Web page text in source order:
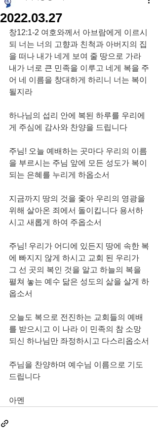
2022.03.27
창12:1-2 여호와께서 아브람에게 이르시
되 너는 너의 고향과 친척과 아버지의 집
을 떠나 내가 네게 보여 줄 땅으로 가라
내가 너로 큰 민족을 이루고 네게 복을 주
어 네 이름을 창대하게 하리니 너는 복이
될지라
하나님의 섭리 안에 복된 하루를 우리에
게 주심에 감사와 찬양을 드립니다
주님! 오늘 예배하는 곳마다 우리의 이름
을 부르시는 주님 앞에 모든 성도가 복이
되는 은혜를 누리게 하옵소서
지금까지 땅의 것을 좇아 우리의 영광을
위해 살아온 죄에서 돌이킵니다 용서하
시고 새롭게 하여 주옵소서
주님! 우리가 어디에 있든지 땅에 속한 복
에 빠지지 않게 하시고 교회 된 우리가
그 선 곳의 복인 것을 알고 하늘의 복을
펼쳐 놓는 예수 닮은 성도의 삶을 살게 하
옵소서
오늘도 복으로 전진하는 교회들의 예배
를 받으시고 이 나라 이 민족의 참 소망
되신 하나님만 좌정하시고 다스리옵소서
주님을 찬양하며 예수님 이름으로 기도
드립니다
아멘